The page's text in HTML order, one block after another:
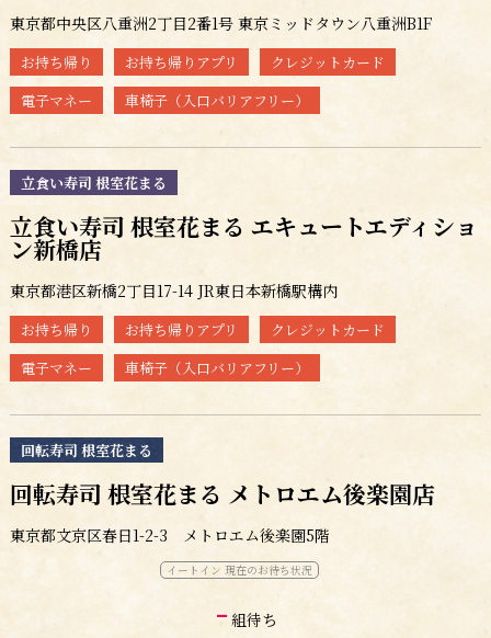
東京都中央区八重洲2丁目2番1号 東京ミッドタウン八重洲B1F
お持ち帰り お持ち帰りアプリ
クレジットカード
電子マネー
車椅子（入口バリアフリー）
立食い寿司 根室花まる エキュートエディショ
ン新橋店
立食い寿司 根室花まる
東京都港区新橋2丁目17-14 JR東日本新橋駅構内
お持ち帰り お持ち帰りアプリ
クレジットカード
電子マネー
車椅子（入口バリアフリー）
回転寿司 根室花まる メトロエム後楽園店
回転寿司 根室花まる
東京都文京区春日1-2-3 メトロエム後楽園5階
イートイン 現在のお待ち状況
- 組待ち